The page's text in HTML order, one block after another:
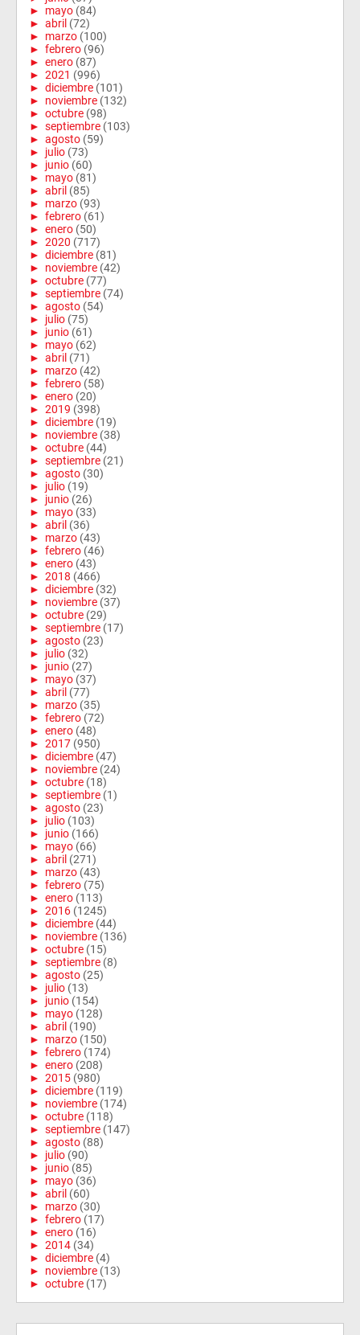
► mayo (84)
► abril (72)
► marzo (100)
► febrero (96)
► enero (87)
► 2021 (996)
► diciembre (101)
► noviembre (132)
► octubre (98)
► septiembre (103)
► agosto (59)
► julio (73)
► junio (60)
► mayo (81)
► abril (85)
► marzo (93)
► febrero (61)
► enero (50)
► 2020 (717)
► diciembre (81)
► noviembre (42)
► octubre (77)
► septiembre (74)
► agosto (54)
► julio (75)
► junio (61)
► mayo (62)
► abril (71)
► marzo (42)
► febrero (58)
► enero (20)
► 2019 (398)
► diciembre (19)
► noviembre (38)
► octubre (44)
► septiembre (21)
► agosto (30)
► julio (19)
► junio (26)
► mayo (33)
► abril (36)
► marzo (43)
► febrero (46)
► enero (43)
► 2018 (466)
► diciembre (32)
► noviembre (37)
► octubre (29)
► septiembre (17)
► agosto (23)
► julio (32)
► junio (27)
► mayo (37)
► abril (77)
► marzo (35)
► febrero (72)
► enero (48)
► 2017 (950)
► diciembre (47)
► noviembre (24)
► octubre (18)
► septiembre (1)
► agosto (23)
► julio (103)
► junio (166)
► mayo (66)
► abril (271)
► marzo (43)
► febrero (75)
► enero (113)
► 2016 (1245)
► diciembre (44)
► noviembre (136)
► octubre (15)
► septiembre (8)
► agosto (25)
► julio (13)
► junio (154)
► mayo (128)
► abril (190)
► marzo (150)
► febrero (174)
► enero (208)
► 2015 (980)
► diciembre (119)
► noviembre (174)
► octubre (118)
► septiembre (147)
► agosto (88)
► julio (90)
► junio (85)
► mayo (36)
► abril (60)
► marzo (30)
► febrero (17)
► enero (16)
► 2014 (34)
► diciembre (4)
► noviembre (13)
► octubre (17)